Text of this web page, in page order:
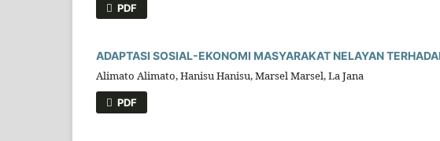
PDF
ADAPTASI SOSIAL-EKONOMI MASYARAKAT NELAYAN
Alimato Alimato, Hanisu Hanisu, Marsel Marsel, La Jana
PDF